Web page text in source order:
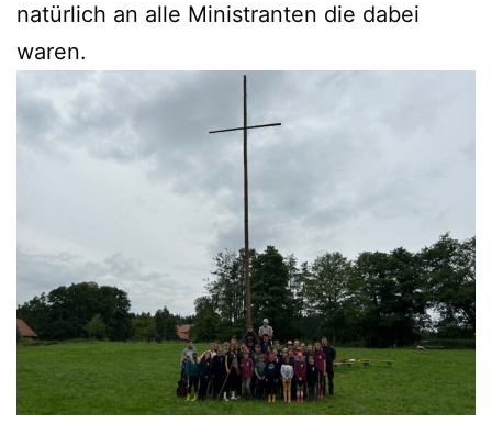
natürlich an alle Ministranten die dabei
waren.